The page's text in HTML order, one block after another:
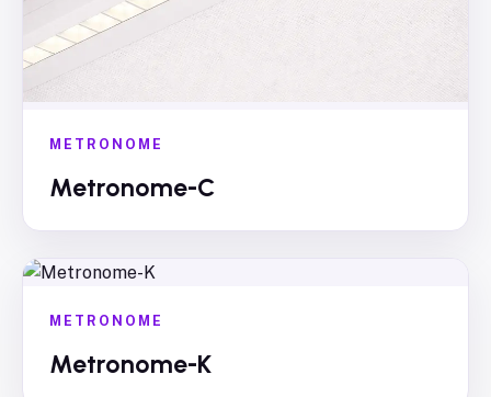
METRONOME
Metronome-C
METRONOME
Metronome-K